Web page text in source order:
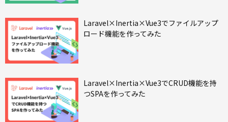
Laravel×Inertia×Vue3でファイルアップ
ロード機能を作ってみた
Laravel×Inertia×Vue3でCRUD機能を持
つSPAを作ってみた